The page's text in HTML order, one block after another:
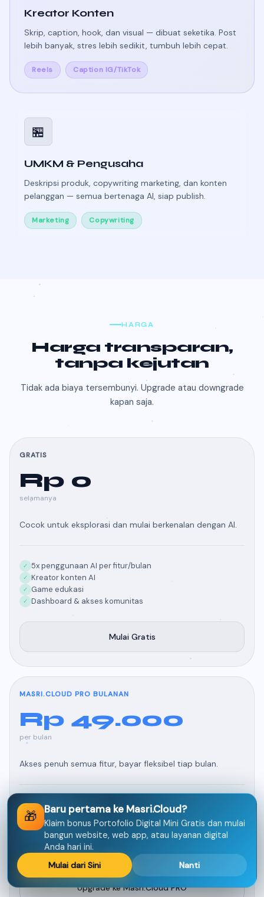
Kreator Konten
Skrip, caption, hook, dan visual — dibuat seketika. Post
lebih banyak, stres lebih sedikit, tumbuh lebih cepat.
Reels Caption IG/TikTok
🏪
UMKM & Pengusaha
Deskripsi produk, copywriting marketing, dan konten
pelanggan — semua bertenaga AI, siap publish.
Marketing Copywriting
HARGA
Harga transparan,
tanpa kejutan
Tidak ada biaya tersembunyi. Upgrade atau downgrade
kapan saja.
GRATIS
Rp 0
selamanya
Cocok untuk eksplorasi dan mulai berkenalan dengan AI.
✓ 5x penggunaan AI per fitur/bulan
✓ Kreator konten AI
✓ Game edukasi
✓ Dashboard & akses komunitas
Mulai Gratis
MASRI.CLOUD PRO BULANAN
Rp 49.000
per bulan
Akses penuh semua fitur, bayar fleksibel tiap bulan.
✓ Semua fitur tanpa batas kuota
✓ Kreator konten AI tak terbatas
Video creator & WhatsApp Bot
Game edukasi tak terbatas
✓ Dukungan prioritas
Upgrade ke Masri.Cloud PRO
🎁 Baru pertama ke Masri.Cloud?
Klaim bonus Portofolio Digital Mini Gratis dan mulai
bangun website, web app, atau layanan digital
Anda hari ini.
Mulai dari Sini
Nanti